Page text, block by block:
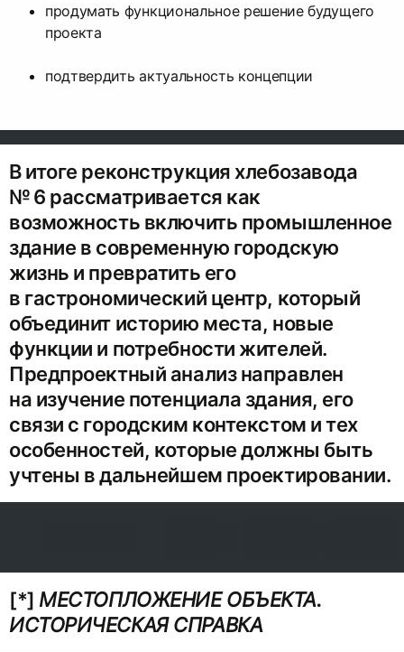
продумать функциональное решение будущего
проекта
подтвердить актуальность концепции
В итоге реконструкция хлебозавода
№ 6 рассматривается как
возможность включить промышленное
здание в современную городскую
жизнь и превратить его
в гастрономический центр, который
объединит историю места, новые
функции и потребности жителей.
Предпроектный анализ направлен
на изучение потенциала здания, его
связи с городским контекстом и тех
особенностей, которые должны быть
учтены в дальнейшем проектировании.
[*] МЕСТОПЛОЖЕНИЕ ОБЪЕКТА.
ИСТОРИЧЕСКАЯ СПРАВКА